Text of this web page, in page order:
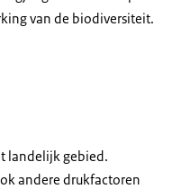
van de biodiversiteit.
landelijk gebied.
andere drukfactoren